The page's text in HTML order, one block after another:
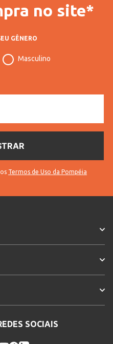
no site*
GÊNERO
Masculino
Termos de Uso da Pompéia
SOCIAIS